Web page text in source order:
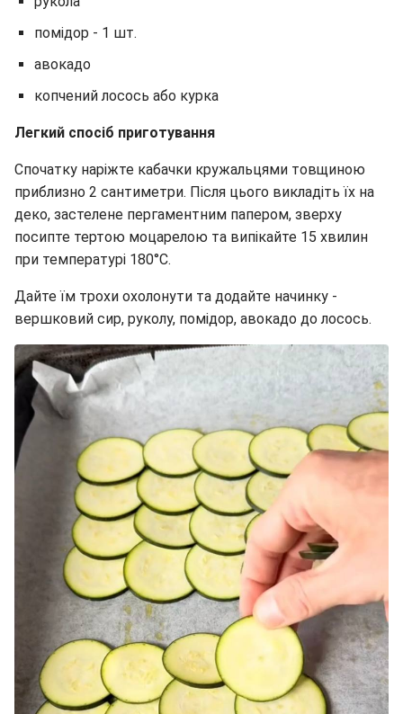
помідор - 1 шт.
авокадо
копчений лосось або курка
Легкий спосіб приготування
Спочатку наріжте кабачки кружальцями товщиною
приблизно 2 сантиметри. Після цього викладіть їх на
деко, застелене пергаментним папером, зверху
посипте тертою моцарелою та випікайте 15 хвилин
при температурі 180°C.
Дайте їм трохи охолонути та додайте начинку -
вершковий сир, руколу, помідор, авокадо до лосось.